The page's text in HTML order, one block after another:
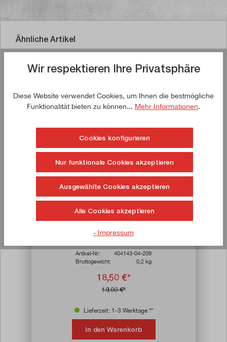
Ähnliche Artikel
F205-V + F207-V + F307-V
Artikel-Nr:
404143-04-209
Bruttogewicht:
0,2 kg
18,50 €*
19,00 €*
Jetzt kaufen!
Lieferzeit: 1-3 Werktage **
In den Warenkorb
Wir respektieren Ihre Privatsphäre
Diese Website verwendet Cookies, um Ihnen die bestmögliche
Funktionalität bieten zu können... Mehr Informationen.
Cookies konfigurieren
Nur funktionale Cookies akzeptieren
Ausgewählte Cookies akzeptieren
Alle Cookies akzeptieren
- Impressum